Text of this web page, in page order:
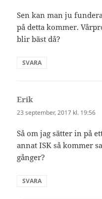
Sen kan man ju
på detta kommer.
blir bäst då?
SVARA
Erik
23 september, 2017 kl. 19:56
Så om jag sätter in på
annat ISK så kommer
gånger?
SVARA